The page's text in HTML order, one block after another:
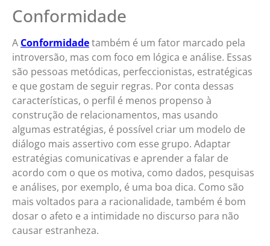
Conformidade
A Conformidadetambém é um fator marcado pela
introversão, mas com foco em lógica e análise. Essas
são pessoas metódicas, perfeccionistas, estratégicas
e que gostam de seguir regras. Por conta dessas
características, o perfil é menos propenso à
construção de relacionamentos, mas usando
algumas estratégias, é possível criar um modelo de
diálogo mais assertivo com esse grupo. Adaptar
estratégias comunicativas e aprender a falar de
acordo com o que os motiva, como dados, pesquisas
e análises, por exemplo, é uma boa dica. Como são
mais voltados para a racionalidade, também é bom
dosar o afeto e a intimidade no discurso para não
causar estranheza.